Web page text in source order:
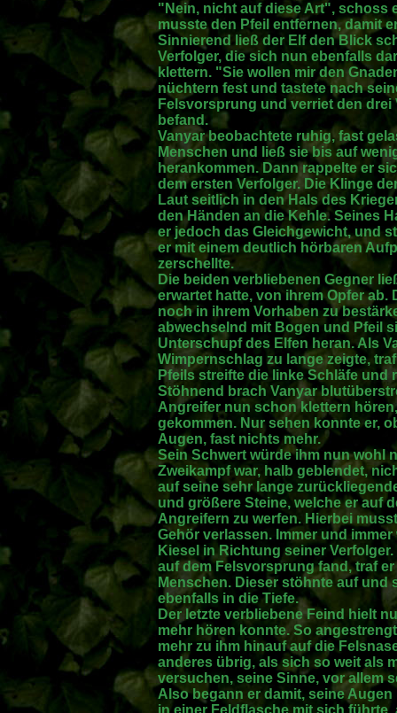
"Nein, nicht auf diese Art", schoss
musste den Pfeil entfernen, damit
Sinnierend ließ der Elf den Blick
Verfolger, die sich nun ebenfalls
klettern. "Sie wollen mir den
nüchtern fest und tastete nach
Felsvorsprung und verriet den
befand.
Vanyar beobachtete ruhig, fast
Menschen und ließ sie bis auf
herankommen. Dann rappelte er
dem ersten Verfolger. Die Klinge
Laut seitlich in den Hals des
den Händen an die Kehle. Seines
er jedoch das Gleichgewicht, und
er mit einem deutlich hörbaren
zerschellte.
Die beiden verbliebenen Gegner
erwartet hatte, von ihrem Opfer ab.
noch in ihrem Vorhaben zu
abwechselnd mit Bogen und Pfeil
Unterschupf des Elfen heran. Als
Wimpernschlag zu lange zeigte,
Pfeils streifte die linke Schläfe
Stöhnend brach Vanyar
Angreifer nun schon klettern
gekommen. Nur sehen konnte er,
Augen, fast nichts mehr.
Sein Schwert würde ihm nun wohl
Zweikampf war, halb geblendet,
auf seine sehr lange
und größere Steine, welche er auf
Angreifern zu werfen. Hierbei
Gehör verlassen. Immer und
Kiesel in Richtung seiner
auf dem Felsvorsprung fand, traf
Menschen. Dieser stöhnte auf und
ebenfalls in die Tiefe.
Der letzte verbliebene Feind hielt
mehr hören konnte. So
mehr zu ihm hinauf auf die
anderes übrig, als sich so weit als
versuchen, seine Sinne, vor allem
Also begann er damit, seine
in einer Feldflasche mit sich